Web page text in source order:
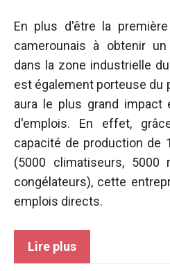
En plus d'être la
camerounais à obtenir
dans la zone industrielle
est également porteuse du
aura le plus grand impact
d'emplois. En effet,
capacité de production de
(5000 climatiseurs, 5000
congélateurs), cette
emplois directs.
Lire plus